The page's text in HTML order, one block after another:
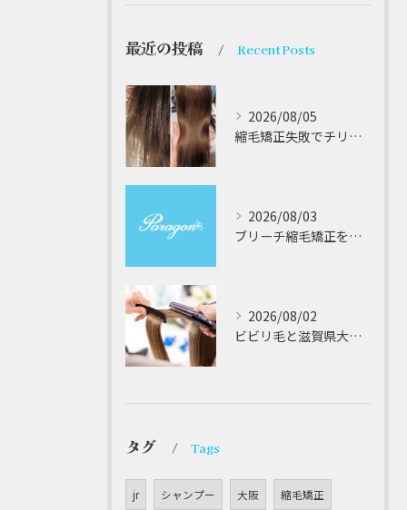
最近の投稿 Recent Posts
2026/08/05
縮毛矯正失敗でチリチリジリジリの髪をビビり直し専門が丁寧に修復する方法解説
2026/08/03
ブリーチ縮毛矯正を安全に受けるための大阪府対応サロン選びと髪質改善のポイント
2026/08/02
ビビリ毛と滋賀県大津市での他店縮毛矯正失敗をパラゴンヘアーが修復する徹底ガイド
タグ Tags
jr シャンプー 大阪 縮毛矯正